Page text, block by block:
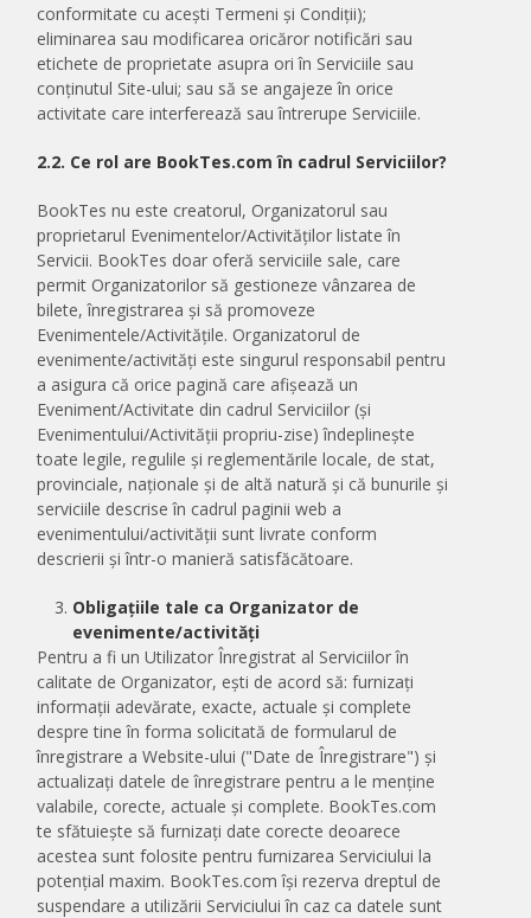
conformitate cu acești Termeni și Condiții);
eliminarea sau modificarea oricăror notificări sau
etichete de proprietate asupra ori în Serviciile sau
conținutul Site-ului; sau să se angajeze în orice
activitate care interferează sau întrerupe Serviciile.
2.2. Ce rol are BookTes.com în cadrul Serviciilor?
BookTes nu este creatorul, Organizatorul sau
proprietarul Evenimentelor/Activităților listate în
Servicii. BookTes doar oferă serviciile sale, care
permit Organizatorilor să gestioneze vânzarea de
bilete, înregistrarea și să promoveze
Evenimentele/Activitățile. Organizatorul de
evenimente/activități este singurul responsabil pentru
a asigura că orice pagină care afișează un
Eveniment/Activitate din cadrul Serviciilor (și
Evenimentului/Activității propriu-zise) îndeplinește
toate legile, regulile și reglementările locale, de stat,
provinciale, naționale și de altă natură și că bunurile și
serviciile descrise în cadrul paginii web a
evenimentului/activității sunt livrate conform
descrierii și într-o manieră satisfăcătoare.
Obligațiile tale ca Organizator de
evenimente/activități
Pentru a fi un Utilizator Înregistrat al Serviciilor în
calitate de Organizator, ești de acord să: furnizați
informații adevărate, exacte, actuale și complete
despre tine în forma solicitată de formularul de
înregistrare a Website-ului ("Date de Înregistrare") și
actualizați datele de înregistrare pentru a le menține
valabile, corecte, actuale și complete. BookTes.com
te sfătuiește să furnizați date corecte deoarece
acestea sunt folosite pentru furnizarea Serviciului la
potențial maxim. BookTes.com își rezerva dreptul de
suspendare a utilizării Serviciului în caz ca datele sunt